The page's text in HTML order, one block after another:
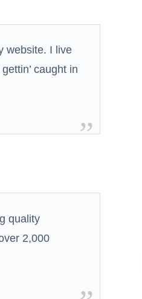
website. I live
caught in
quality
2,000